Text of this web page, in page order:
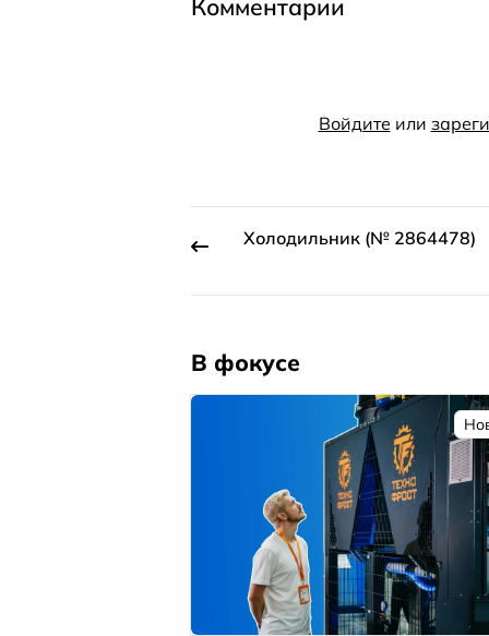
Комментарии
Войдите или
Холодильник (№ 2864478)
В фокусе